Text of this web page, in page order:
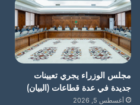
مجلس الوزراء يجري تعيينات
جديدة في عدة قطاعات (البيان)
أغسطس 5, 2026